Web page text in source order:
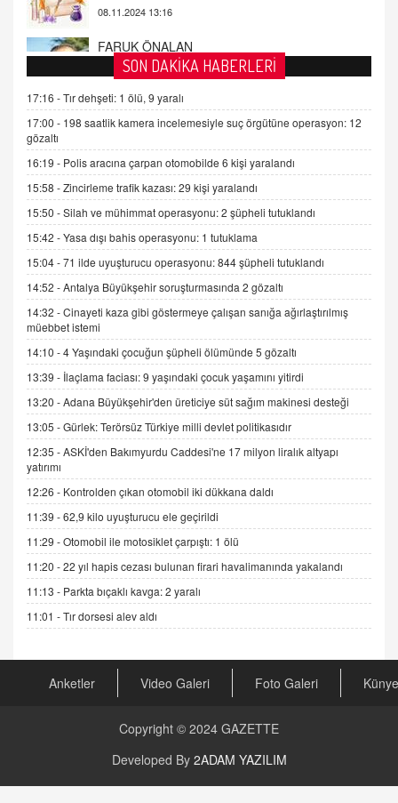
2 Kasım 2021 Salı 00:11
AV. DOĞAN CAN DOĞAN
Kişisel verilerin korunması ve dijital hukukun
gelişimi
SEHER EREK
Kış Ayları Geldi, Hangi Önlemler Alınmalı?
9.12.2025 10:11
İNCİ GÜL AKÖL
Trump Keşke Adana'yı da Ziyaret Etse...
06.07.2026 13:00
ADEM AKÖL
Esed Destekçilerinin Yüzüne Vurulan Şamar:
Sednaya
11.12.2024 12:30
DR. EKREM ASLAN
Gerçek Ne, Algı Ne? "Beraber Yürüyoruz"
Cümlesinin Peşinden
GÖNÜL MENEKŞE
Şifacının Yolu
04.11.2025 12:56
AV. RÜMEYSA ÖZKALE
Kira Uyuşmazlıklarında Dava Açmadan Önce
Arabulucuya Başvuru Şartı
CAN UĞURATEŞ
Değişen yapısıyla Suriye
GÜNLÜK BURÇ YORUMU
Günlük Burç Yorumu | 22 Kasım 2024: Koç,
SON DAKİKA HABERLERİ
17:16 -Tır dehşeti: 1 ölü, 9 yaralı
17:00 - 198 saatlik kamera incelemesiyle suç örgütüne operasyon: 12
gözaltı
16:19 - Polis aracına çarpan otomobilde 6 kişi yaralandı
15:58 -Zincirleme trafik kazası: 29 kişi yaralandı
15:50 -Silah ve mühimmat operasyonu: 2 şüpheli tutuklandı
15:42 -Yasa dışı bahis operasyonu: 1 tutuklama
15:04 -71 ilde uyuşturucu operasyonu: 844 şüpheli tutuklandı
14:52 -Antalya Büyükşehir soruşturmasında 2 gözaltı
14:32 -Cinayeti kaza gibi göstermeye çalışan sanığa ağırlaştırılmış
müebbet istemi
14:10 -4 Yaşındaki çocuğun şüpheli ölümünde 5 gözaltı
13:39 - İlaçlama faciası: 9 yaşındaki çocuk yaşamını yitirdi
13:20 -Adana Büyükşehir'den üreticiye süt sağım makinesi desteği
13:05 -Gürlek: Terörsüz Türkiye milli devlet politikasıdır
12:35 -ASKİ'den Bakımyurdu Caddesi'ne 17 milyon liralık altyapı
yatırımı
12:26 - Kontrolden çıkan otomobil iki dükkana daldı
11:39 -62,9 kilo uyuşturucu ele geçirildi
11:29 -Otomobil ile motosiklet çarpıştı: 1 ölü
11:20 -22 yıl hapis cezası bulunan firari havalimanında yakalandı
11:13 - Parkta bıçaklı kavga: 2 yaralı
11:01 -Tır dorsesi alev aldı
Anketler Video Galeri Foto Galeri Künye
Copyright © 2024 GAZETTE
Developed By 2ADAM YAZILIM